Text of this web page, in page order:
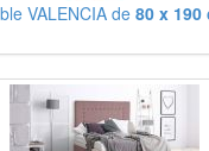
VALENCIA de 80 x 190